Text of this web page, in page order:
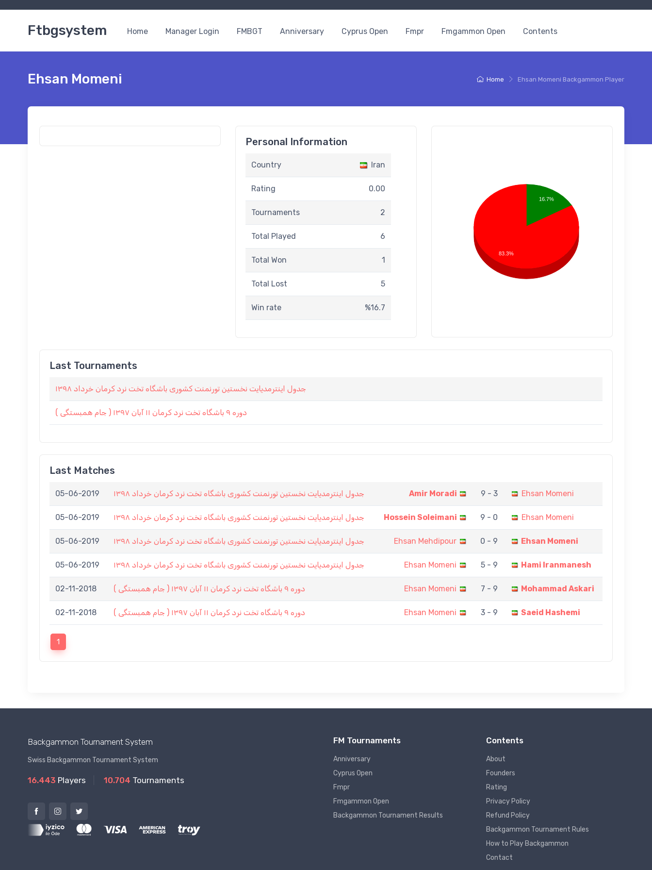
Ftbgsystem Home Manager Login FMBGT Anniversary Cyprus Open Fmpr Fmgammon Open Contents
Home Ehsan Momeni Backgammon Player
Ehsan Momeni
Personal Information
Country Iran
Rating 0.00
Tournaments 2
Total Played 6
Total Won 1
Total Lost 5
Win rate %16.7
16.7%
83.3%
Last Tournaments
جدول اينترمديايت نخستين تورنمنت كشورى باشگاه تخت نرد كرمان خرداد ١٣٩٨
دوره ۹ باشگاه تخت نرد کرمان ۱۱ آبان ۱۳۹۷ ( جام همبستگی )
Last Matches
05-06-2019 جدول اينترمديايت نخستين تورنمنت كشورى باشگاه تخت نرد كرمان خرداد ١٣٩٨ Amir Moradi 9 - 3 Ehsan Momeni
05-06-2019 جدول اينترمديايت نخستين تورنمنت كشورى باشگاه تخت نرد كرمان خرداد ١٣٩٨ Hossein Soleimani 9 - 0 Ehsan Momeni
05-06-2019 جدول اينترمديايت نخستين تورنمنت كشورى باشگاه تخت نرد كرمان خرداد ١٣٩٨ Ehsan Mehdipour 0 - 9 Ehsan Momeni
05-06-2019 جدول اينترمديايت نخستين تورنمنت كشورى باشگاه تخت نرد كرمان خرداد ١٣٩٨ Ehsan Momeni 5 - 9 Hami Iranmanesh
02-11-2018 دوره ۹ باشگاه تخت نرد کرمان ۱۱ آبان ۱۳۹۷ ( جام همبستگی ) Ehsan Momeni 7 - 9 Mohammad Askari
02-11-2018 دوره ۹ باشگاه تخت نرد کرمان ۱۱ آبان ۱۳۹۷ ( جام همبستگی ) Ehsan Momeni 3 - 9 Saeid Hashemi
1
Backgammon Tournament System
Swiss Backgammon Tournament System
16.443 Players 10.704 Tournaments
FM Tournaments
Anniversary
Cyprus Open
Fmpr
Fmgammon Open
Backgammon Tournament Results
Contents
About
Founders
Rating
Privacy Policy
Refund Policy
Backgammon Tournament Rules
How to Play Backgammon
Contact